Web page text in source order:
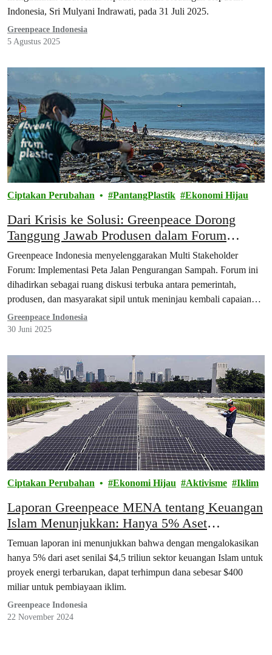
Indonesia, Sri Mulyani Indrawati, pada 31 Juli 2025.
Greenpeace Indonesia
5 Agustus 2025
Ciptakan Perubahan PantangPlastik Ekonomi Hijau
Dari Krisis ke Solusi: Greenpeace Dorong
Tanggung Jawab Produsen dalam Forum
Multipihak Implementasi Peta Jalan
Pengurangan Sampah
Greenpeace Indonesia menyelenggarakan Multi Stakeholder
Forum: Implementasi Peta Jalan Pengurangan Sampah. Forum ini
dihadirkan sebagai ruang diskusi terbuka antara pemerintah,
produsen, dan masyarakat sipil untuk meninjau kembali capaian
implementasi peta jalan, mengidentifikasi tantangan, dan
mendorong langkah konkret pengurangan sampah plastik di masa
Greenpeace Indonesia
30 Juni 2025
Ciptakan Perubahan Ekonomi Hijau Aktivisme Iklim
Laporan Greenpeace MENA tentang Keuangan
Islam Menunjukkan: Hanya 5% Aset
Keuangan Islam Dapat Menghasilkan $400
Miliar untuk Energi Terbarukan pada 2030
Temuan laporan ini menunjukkan bahwa dengan mengalokasikan
hanya 5% dari aset senilai $4,5 triliun sektor keuangan Islam untuk
proyek energi terbarukan, dapat terhimpun dana sebesar $400
miliar untuk pembiayaan iklim.
Greenpeace Indonesia
22 November 2024